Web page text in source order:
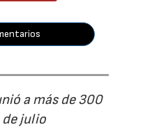
a más de 300
de julio